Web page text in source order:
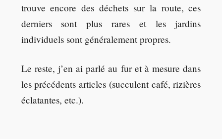
trouve encore des déchets sur la route, ces
derniers sont plus rares et les jardins
individuels sont généralement propres.
Le reste, j’en ai parlé au fur et à mesure dans
les précédents articles (succulent café, rizières
éclatantes, etc.).